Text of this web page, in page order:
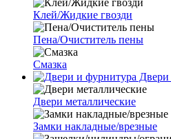
Клей/Жидкие гвозди
Пена/Очиститель пены
Смазка
Двери
Двери металлические
Замки накладные/врезные